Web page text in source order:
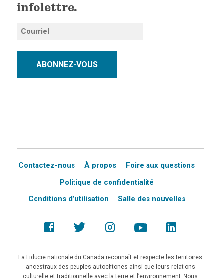
infolettre.
ABONNEZ-VOUS
Contactez-nous À propos
Foire aux questions
Politique de confidentialité
Conditions d’utilisation
Salle des nouvelles
La Fiducie nationale du Canada reconnaît et respecte les territoires
ancestraux des peuples autochtones ainsi que leurs relations
culturelle et traditionnelle avec la terre et l’environnement. Nous